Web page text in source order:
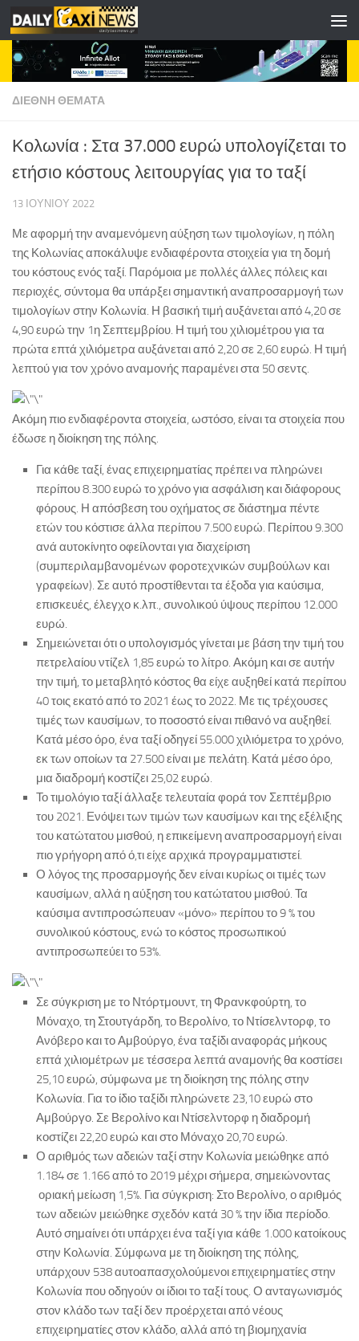
Skip to content
ΔΙΕΘΝΗ ΘΕΜΑΤΑ
Κολωνία : Στα 37.000 ευρώ υπολογίζεται το
ετήσιο κόστους λειτουργίας για το ταξί
13 ΙΟΥΝΊΟΥ 2022
Με αφορμή την αναμενόμενη αύξηση των τιμολογίων, η πόλη
της Κολωνίας αποκάλυψε ενδιαφέροντα στοιχεία για τη δομή
του κόστους ενός ταξί. Παρόμοια με πολλές άλλες πόλεις και
περιοχές, σύντομα θα υπάρξει σημαντική αναπροσαρμογή των
τιμολογίων στην Κολωνία. Η βασική τιμή αυξάνεται από 4,20 σε
4,90 ευρώ την 1η Σεπτεμβρίου. Η τιμή του χιλιομέτρου για τα
πρώτα επτά χιλιόμετρα αυξάνεται από 2,20 σε 2,60 ευρώ. Η τιμή
λεπτού για τον χρόνο αναμονής παραμένει στα 50 σεντς.
Ακόμη πιο ενδιαφέροντα στοιχεία, ωστόσο, είναι τα στοιχεία που
έδωσε η διοίκηση της πόλης.
Για κάθε ταξί, ένας επιχειρηματίας πρέπει να πληρώνει
περίπου 8.300 ευρώ το χρόνο για ασφάλιση και διάφορους
φόρους. Η απόσβεση του οχήματος σε διάστημα πέντε
ετών του κόστισε άλλα περίπου 7.500 ευρώ. Περίπου 9.300
ανά αυτοκίνητο οφείλονται για διαχείριση
(συμπεριλαμβανομένων φοροτεχνικών συμβούλων και
γραφείων). Σε αυτό προστίθενται τα έξοδα για καύσιμα,
επισκευές, έλεγχο κ.λπ., συνολικού ύψους περίπου 12.000
ευρώ.
Σημειώνεται ότι ο υπολογισμός γίνεται με βάση την τιμή του
πετρελαίου ντίζελ 1,85 ευρώ το λίτρο. Ακόμη και σε αυτήν
την τιμή, το μεταβλητό κόστος θα είχε αυξηθεί κατά περίπου
40 τοις εκατό από το 2021 έως το 2022. Με τις τρέχουσες
τιμές των καυσίμων, το ποσοστό είναι πιθανό να αυξηθεί.
Κατά μέσο όρο, ένα ταξί οδηγεί 55.000 χιλιόμετρα το χρόνο,
εκ των οποίων τα 27.500 είναι με πελάτη. Κατά μέσο όρο,
μια διαδρομή κοστίζει 25,02 ευρώ.
Το τιμολόγιο ταξί άλλαξε τελευταία φορά τον Σεπτέμβριο
του 2021. Ενόψει των τιμών των καυσίμων και της εξέλιξης
του κατώτατου μισθού, η επικείμενη αναπροσαρμογή είναι
πιο γρήγορη από ό,τι είχε αρχικά προγραμματιστεί.
Ο λόγος της προσαρμογής δεν είναι κυρίως οι τιμές των
καυσίμων, αλλά η αύξηση του κατώτατου μισθού. Τα
καύσιμα αντιπροσώπευαν «μόνο» περίπου το 9 % του
συνολικού κόστους, ενώ το κόστος προσωπικού
αντιπροσωπεύει το 53%.
Σε σύγκριση με το Ντόρτμουντ, τη Φρανκφούρτη, το
Μόναχο, τη Στουτγάρδη, το Βερολίνο, το Ντίσελντορφ, το
Ανόβερο και το Αμβούργο, ένα ταξίδι αναφοράς μήκους
επτά χιλιομέτρων με τέσσερα λεπτά αναμονής θα κοστίσει
25,10 ευρώ, σύμφωνα με τη διοίκηση της πόλης στην
Κολωνία. Για το ίδιο ταξίδι πληρώνετε 23,10 ευρώ στο
Αμβούργο. Σε Βερολίνο και Ντίσελντορφ η διαδρομή
κοστίζει 22,20 ευρώ και στο Μόναχο 20,70 ευρώ.
Ο αριθμός των αδειών ταξί στην Κολωνία μειώθηκε από
1.184 σε 1.166 από το 2019 μέχρι σήμερα, σημειώνοντας
οριακή μείωση 1,5%. Για σύγκριση: Στο Βερολίνο, ο αριθμός
των αδειών μειώθηκε σχεδόν κατά 30 % την ίδια περίοδο.
Αυτό σημαίνει ότι υπάρχει ένα ταξί για κάθε 1.000 κατοίκους
στην Κολωνία. Σύμφωνα με τη διοίκηση της πόλης,
υπάρχουν 538 αυτοαπασχολούμενοι επιχειρηματίες στην
Κολωνία που οδηγούν οι ίδιοι το ταξί τους. Ο ανταγωνισμός
στον κλάδο των ταξί δεν προέρχεται από νέους
επιχειρηματίες στον κλάδο, αλλά από τη βιομηχανία